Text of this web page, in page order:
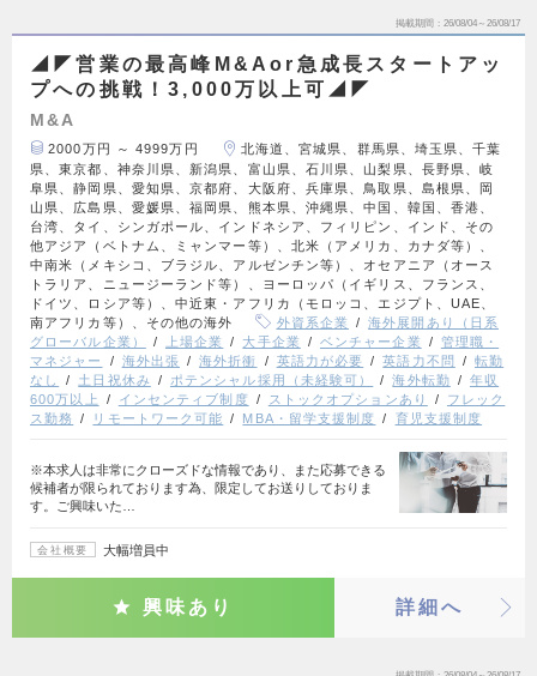
掲載期間 26/08/04～26/08/17
◢◤営業の最高峰M&Aor急成長スタートアッ
プへの挑戦！3,000万以上可◢◤
M&A
2000万円 ～ 4999万円
北海道、宮城県、群馬県、埼玉県、千葉
県、東京都、神奈川県、新潟県、富山県、石川県、山梨県、長野県、岐
阜県、静岡県、愛知県、京都府、大阪府、兵庫県、鳥取県、島根県、岡
山県、広島県、愛媛県、福岡県、熊本県、沖縄県、中国、韓国、香港、
台湾、タイ、シンガポール、インドネシア、フィリピン、インド、その
他アジア（ベトナム、ミャンマー等）、北米（アメリカ、カナダ等）、
中南米（メキシコ、ブラジル、アルゼンチン等）、オセアニア（オース
トラリア、ニュージーランド等）、ヨーロッパ（イギリス、フランス、
ドイツ、ロシア等）、中近東・アフリカ（モロッコ、エジプト、UAE、
南アフリカ等）、その他の海外
外資系企業
海外展開あり（日系
グローバル企業）
上場企業 大手企業 ベンチャー企業
管理職・
マネジャー
海外出張 海外折衝 英語力が必要 英語力不問
転勤
なし
土日祝休み ポテンシャル採用（未経験可） 海外転勤
年収
600万以上
インセンティブ制度 ストックオプションあり
フレック
ス勤務
リモートワーク可能 MBA・留学支援制度 育児支援制度
※本求人は非常にクローズドな情報であり、また応募できる
候補者が限られております為、限定してお送りしておりま
す。ご興味いた…
会社概要 大幅増員中
興味あり 詳細へ